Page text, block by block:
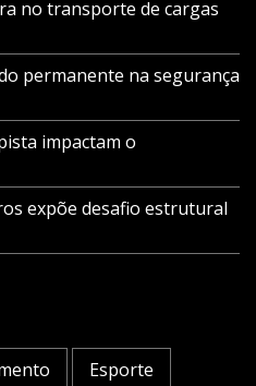
no transporte de cargas
permanente na segurança
impactam o
expõe desafio estrutural
Esporte